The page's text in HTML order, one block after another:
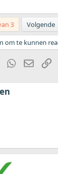
3 Volgende
om te kunnen
LinkedInWhatsApp
E-mail